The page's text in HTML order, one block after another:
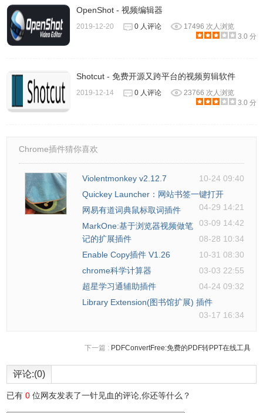
OpenShot - 视频编辑器
2019-12-20 0 人评论
17496 次人浏览
3.0 分
Shotcut - 免费开源又跨平台的视频剪辑软件
2019-12-14 0 人评论
23766 次人浏览
3.0 分
Chrome插件猜你喜欢
Violentmonkey v2.12.7
10-24 09:40
Quickey Launcher：网站书签一键打开
04-29 14:21
网易有道词典鼠标取词插件
03-09 14:42
MarkOne:基于浏览器视频做笔
记的扩展插件
08-28 10:34
Enable Copy插件 V1.26
10-31 08:30
chrome科学计算器
03-03 22:55
超星学习通辅助插件
04-24 09:32
Library Extension(图书馆扩展) 插件
03-17 16:34
下一篇 : PDFConvertFree:免费的PDF转PPT在线工具
评论:(0)
已有0 位网友发表了一针见血的评论,你还等什么？